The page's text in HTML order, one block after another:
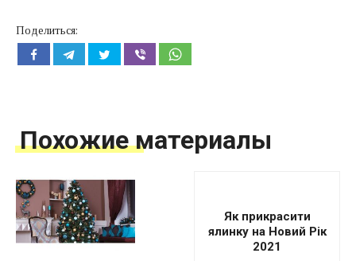
Поделиться:
Похожие материалы
Як прикрасити
ялинку на Новий Рік
2021